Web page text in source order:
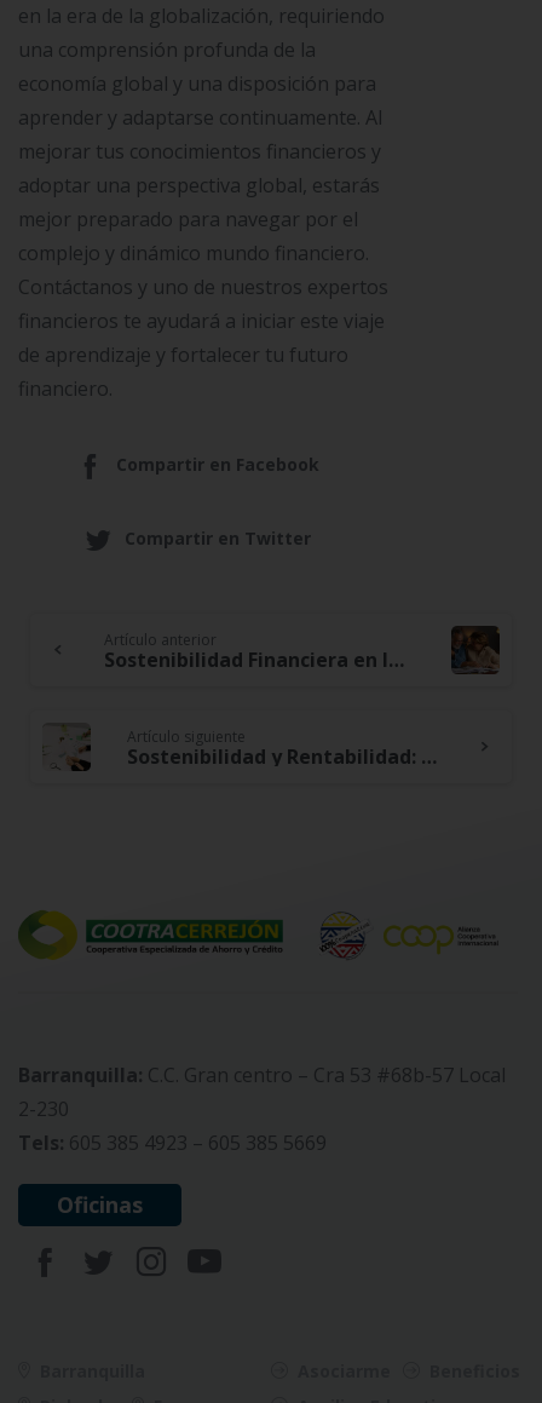
en la era de la globalización, requiriendo
una comprensión profunda de la
economía global y una disposición para
aprender y adaptarse continuamente. Al
mejorar tus conocimientos financieros y
adoptar una perspectiva global, estarás
mejor preparado para navegar por el
complejo y dinámico mundo financiero.
Contáctanos y uno de nuestros expertos
financieros te ayudará a iniciar este viaje
de aprendizaje y fortalecer tu futuro
financiero.
Compartir en Facebook
Compartir en Twitter
Continue
Reading
Artículo anterior
Sostenibilidad Financiera en la Jubilación: Planificando un Retiro Cómodo y Seguro
Artículo siguiente
Sostenibilidad y Rentabilidad: Cómo Equilibrar Ambos Aspectos en tus Decisiones Financieras
Barranquilla: C.C. Gran centro – Cra 53 #68b-57 Local
2-230
Tels: 605 385 4923 – 605 385 5669
Oficinas